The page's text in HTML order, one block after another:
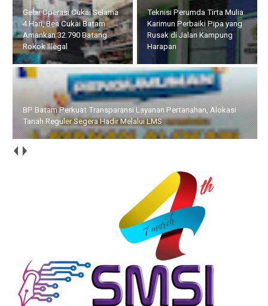
Gelar Operasi Cukai Selama
4 Hari, Bea Cukai Batam
Amankan 32.790 Batang
Rokok Illegal
Teknisi Perumda Tirta Mulia
Karimun Perbaiki Pipa yang
Rusak di Jalan Kampung
Harapan
BP Batam Perkuat Transparansi Layanan Pertanahan, Alokasi
Tanah Reguler Segera Hadir Melalui LMS